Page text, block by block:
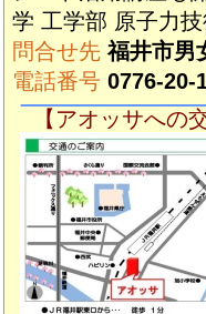
学 工学部 原子力
問合せ先福井市男
電話番号 0776-20-
【アオッサへの